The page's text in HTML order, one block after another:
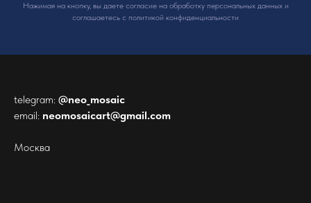
Нажимая на кнопку, вы даете согласие на обработку персональных данных и
соглашаетесь c политикой конфиденциальности
telegram: @neo_mosaic
email: neomosaicart@gmail.com
Москва